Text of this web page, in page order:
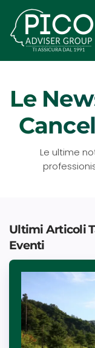
Passa
al
contenuto
Le
Le ultime
Ultimi Articoli
Eventi